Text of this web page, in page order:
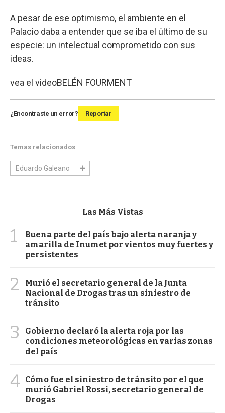
A pesar de ese optimismo, el ambiente en el
Palacio daba a entender que se iba el último de su
especie: un intelectual comprometido con sus
ideas.
vea el videoBELÉN FOURMENT
¿Encontraste un error? Reportar
Temas relacionados
Eduardo Galeano
Las Más Vistas
1
Buena parte del país bajo alerta naranja y
amarilla de Inumet por vientos muy fuertes y
persistentes
2
Murió el secretario general de la Junta
Nacional de Drogas tras un siniestro de
tránsito
3
Gobierno declaró la alerta roja por las
condiciones meteorológicas en varias zonas
del país
4 Cómo fue el siniestro de tránsito por el que
murió Gabriel Rossi, secretario general de
Drogas